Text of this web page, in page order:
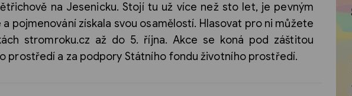
na Jesenicku. Stojí tu už více než sto let, je pevným
pojmenování získala svou osamělostí. Hlasovat pro ni můžete
stromroku.cz až do 5. října. Akce se koná pod záštitou
prostředí a za podpory Státního fondu životního prostředí.